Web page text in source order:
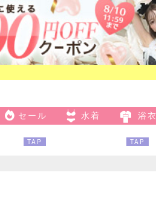
セール 水着 浴衣
TAP TAP